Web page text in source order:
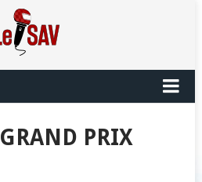
GRAND PRIX